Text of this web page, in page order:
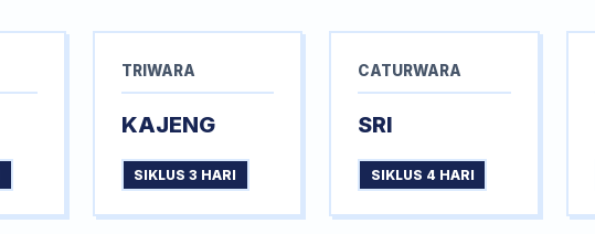
TRIWARA
KAJENG
SIKLUS 3 HARI
CATURWARA
SRI
SIKLUS 4 HARI